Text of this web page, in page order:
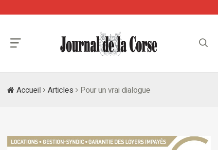
Accueil Articles Pour un vrai dialogue